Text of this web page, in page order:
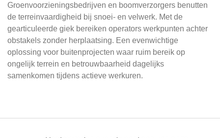
Groenvoorzieningsbedrijven en boomverzorgers benutten
de terreinvaardigheid bij snoei- en velwerk. Met de
gearticuleerde giek bereiken operators werkpunten achter
obstakels zonder herplaatsing. Een evenwichtige
oplossing voor buitenprojecten waar ruim bereik op
ongelijk terrein en betrouwbaarheid dagelijks
samenkomen tijdens actieve werkuren.